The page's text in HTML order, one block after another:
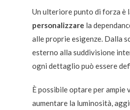
Un ulteriore punto di forza è
personalizzare la
alle proprie esigenze. Dalla
esterno alla suddivisione
ogni dettaglio può essere
È possibile optare per ampie
aumentare la luminosità,